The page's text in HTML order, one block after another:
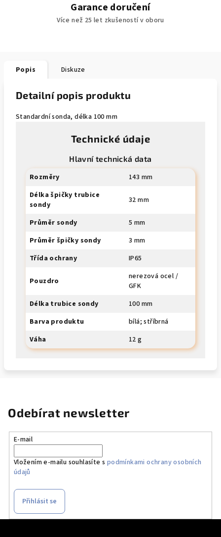
Garance doručení
Více než 25 let zkušeností v oboru
Popis Diskuze
Detailní popis produktu
Standardní sonda, délka 100 mm
Technické údaje
Hlavní technická data
Rozměry
143 mm
Délka špičky trubice
sondy
32 mm
Průměr sondy
5 mm
Průměr špičky sondy
3 mm
Třída ochrany
IP65
Pouzdro
nerezová ocel /
GFK
Délka trubice sondy
100 mm
Barva produktu
bílá; stříbrná
Váha
12 g
Odebírat newsletter
E-mail
Vložením e-mailu souhlasíte s podmínkami ochrany osobních
údajů
Přihlásit se